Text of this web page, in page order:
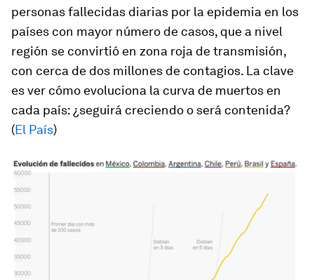
personas fallecidas diarias por la epidemia en los
países con mayor número de casos, que a nivel
región se convirtió en zona roja de transmisión,
con cerca de dos millones de contagios. La clave
es ver cómo evoluciona la curva de muertos en
cada país: ¿seguirá creciendo o será contenida?
(El País)